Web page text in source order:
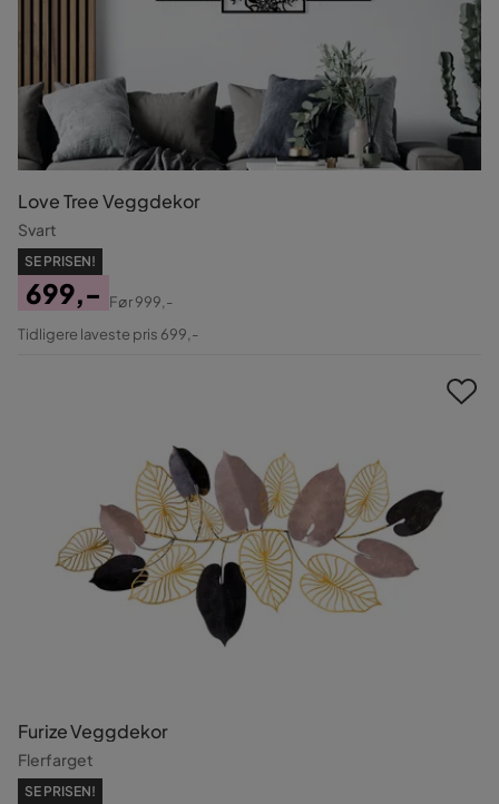
Love Tree Veggdekor
Svart
SE PRISEN!
Pris
699,-
Original
Før999,-
Tidligere laveste pris 699,-
Furize Veggdekor
Flerfarget
SE PRISEN!